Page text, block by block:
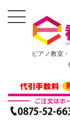
ピアノ教室